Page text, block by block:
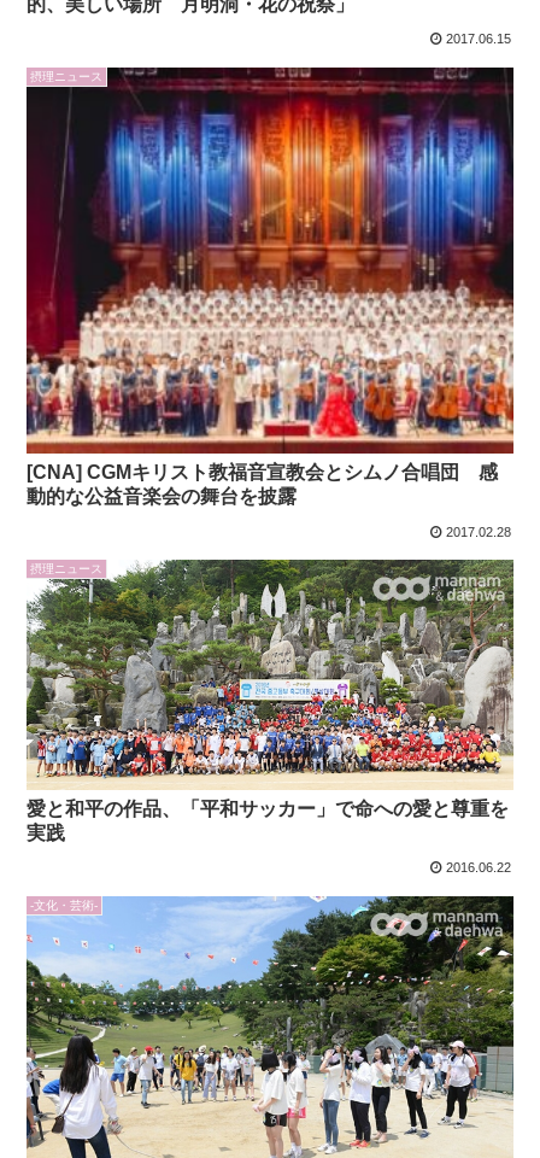
2017.06.15
摂理ニュース
[CNA] CGMキリスト教福音宣教会とシムノ合唱団 感
動的な公益音楽会の舞台を披露
2017.02.28
摂理ニュース
愛と和平の作品、「平和サッカー」で命への愛と尊重を
実践
2016.06.22
-文化・芸術-